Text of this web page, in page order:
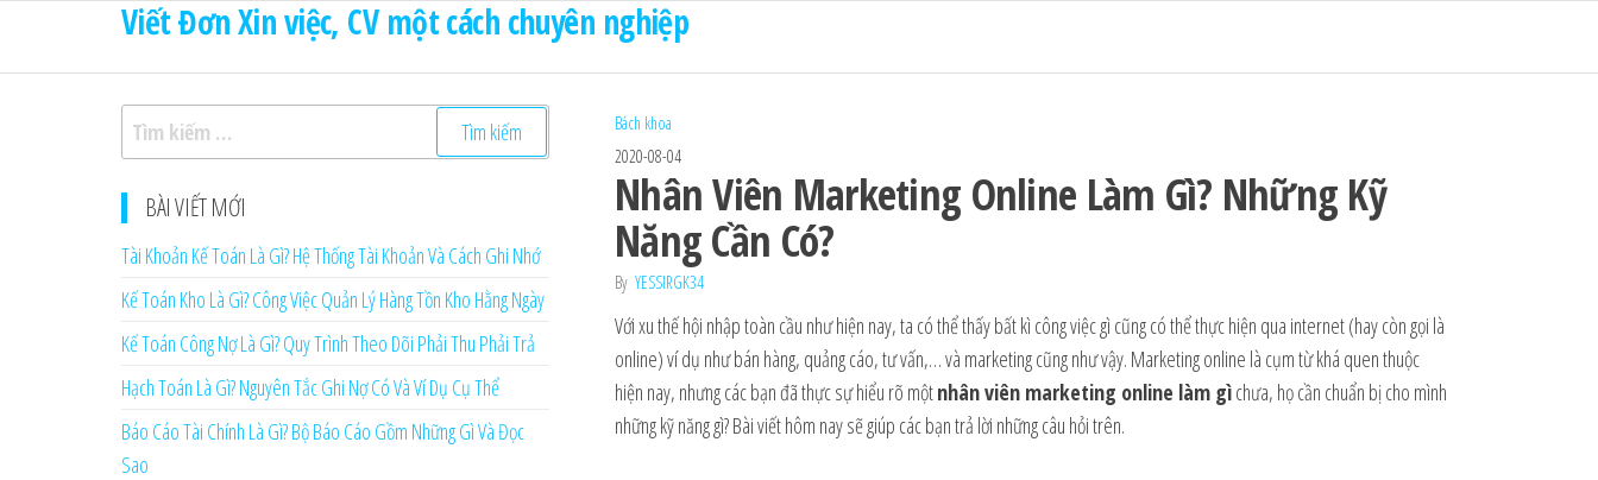
the
Viết Đơn Xin việc, CV một cách chuyên nghiệp
Bách khoa
2020-08-04
Nhân Viên Marketing Online Làm Gì? Những Kỹ
Năng Cần Có?
By YESSIRGK34
Với xu thế hội nhập toàn cầu như hiện nay, ta có thể thấy bất kì công việc gì cũng có thể thực hiện qua internet (hay còn gọi là
online) ví dụ như bán hàng, quảng cáo, tư vấn,… và marketing cũng như vậy. Marketing online là cụm từ khá quen thuộc
hiện nay, nhưng các bạn đã thực sự hiểu rõ mộtnhân viên marketing online làm gìchưa, họ cần chuẩn bị cho mình
những kỹ năng gì? Bài viết hôm nay sẽ giúp các bạn trả lời những câu hỏi trên.
Tìm
kiếm
cho:
BÀI VIẾT MỚI
Tài Khoản Kế Toán Là Gì? Hệ Thống Tài Khoản Và Cách Ghi Nhớ
Kế Toán Kho Là Gì? Công Việc Quản Lý Hàng Tồn Kho Hằng Ngày
Kế Toán Công Nợ Là Gì? Quy Trình Theo Dõi Phải Thu Phải Trả
Hạch Toán Là Gì? Nguyên Tắc Ghi Nợ Có Và Ví Dụ Cụ Thể
Báo Cáo Tài Chính Là Gì? Bộ Báo Cáo Gồm Những Gì Và Đọc
Sao